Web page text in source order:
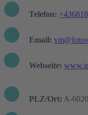
Telefon:
Email:
Webseite:
PLZ/Ort: A-